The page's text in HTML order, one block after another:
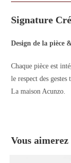
Signature
Design de la pièce
Chaque pièce est
le respect des
La maison Acunzo.
Vous